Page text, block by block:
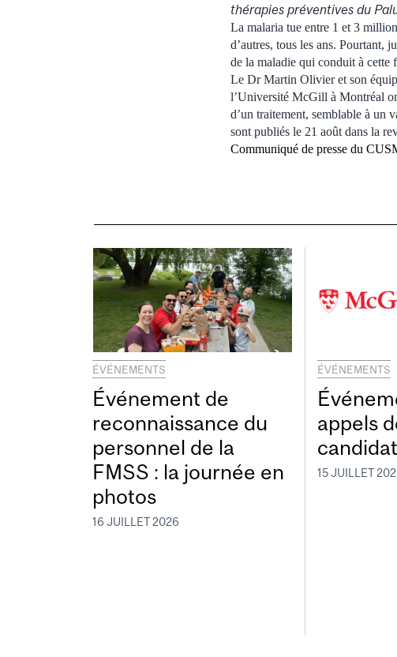
thérapies préventives du
La malaria tue entre 1 et 3
d’autres, tous les ans. Pourtant,
de la maladie qui conduit à cette
Le Dr Martin Olivier et son
l’Université McGill à Montréal
d’un traitement, semblable à un
sont publiés le 21 août dans la
Communiqué de presse du
ÉVÉNEMENTS
Événement de
reconnaissance du
personnel de la
FMSS : la journée en
photos
16 JUILLET 2026
ÉVÉNEMENTS
appels
15 JUILLET